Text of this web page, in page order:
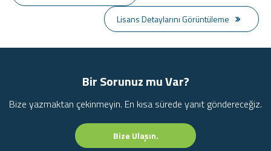
Lisans Detaylarını Görüntüleme
Bir Sorunuz mu Var?
Bize yazmaktan çekinmeyin. En kısa sürede yanıt göndereceğiz.
Bize Ulaşın.